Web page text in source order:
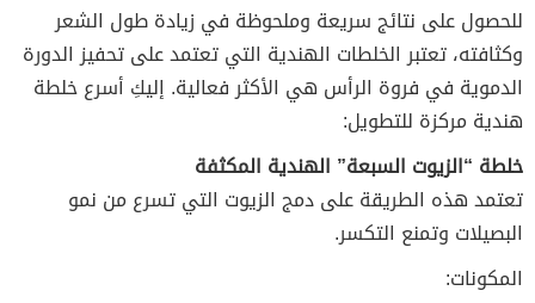
للحصول على نتائج سريعة وملحوظة في زيادة طول الشعر
وكثافته، تعتبر الخلطات الهندية التي تعتمد على تحفيز الدورة
الدموية في فروة الرأس هي الأكثر فعالية. إليكِ أسرع خلطة
هندية مركزة للتطويل:
خلطة “الزيوت السبعة” الهندية المكثفة
تعتمد هذه الطريقة على دمج الزيوت التي تسرع من نمو
البصيلات وتمنع التكسر.
المكونات: